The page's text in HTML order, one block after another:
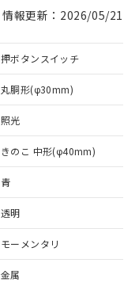
情報更新：2026/05/21
押ボタンスイッチ
丸胴形(φ30mm)
照光
きのこ 中形(φ40mm)
青
透明
モーメンタリ
金属